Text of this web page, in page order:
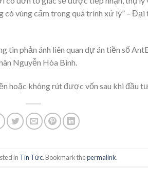
có vùng cấm trong quá trình xử lý” –
tin phản ánh liên quan dự án tiền số
Nguyễn Hòa Bình.
hoặc không rút được vốn sau khi đầu
in Tin Tức. Bookmark thepermalink.